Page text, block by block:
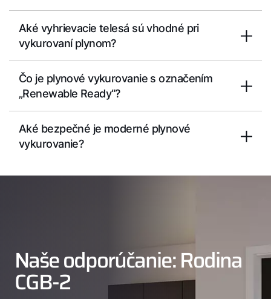
Aké vyhrievacie telesá sú vhodné pri
vykurovaní plynom?
Čo je plynové vykurovanie s označením
„Renewable Ready“?
Aké bezpečné je moderné plynové
vykurovanie?
Naše odporúčanie: Rodina
CGB-2